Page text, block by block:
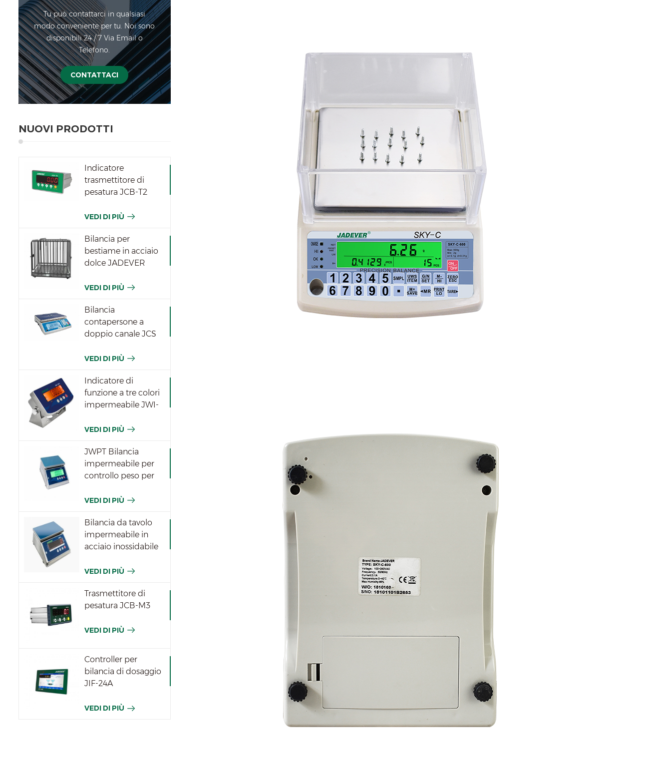
Tu può contattarci in qualsiasi
modo conveniente per tu. Noi sono
disponibili 24 / 7 Via Email o
Telefono.
CONTATTACI
NUOVI PRODOTTI
Indicatore
trasmettitore di
pesatura JCB-T2
VEDI DI PIÙ
Bilancia per
bestiame in acciaio
dolce JADEVER
VEDI DI PIÙ
Bilancia
contapersone a
doppio canale JCS
VEDI DI PIÙ
Indicatore di
funzione a tre colori
impermeabile JWI-
VEDI DI PIÙ
JWPT Bilancia
impermeabile per
controllo peso per
VEDI DI PIÙ
Bilancia da tavolo
impermeabile in
acciaio inossidabile
VEDI DI PIÙ
Trasmettitore di
pesatura JCB-M3
VEDI DI PIÙ
Controller per
bilancia di dosaggio
JIF-24A
VEDI DI PIÙ